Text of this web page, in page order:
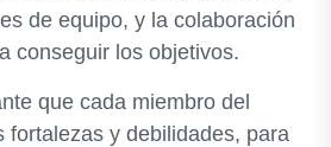
de equipo, y la colaboración
conseguir los objetivos.
que cada miembro del
fortalezas y debilidades, para